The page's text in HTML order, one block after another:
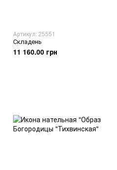
Артикул: 25551
Складень
11 160.00 грн